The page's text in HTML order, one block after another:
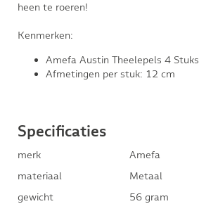
heen te roeren!
Kenmerken:
Amefa Austin Theelepels 4 Stuks
Afmetingen per stuk: 12 cm
Specificaties
merk
Amefa
materiaal
Metaal
gewicht
56 gram